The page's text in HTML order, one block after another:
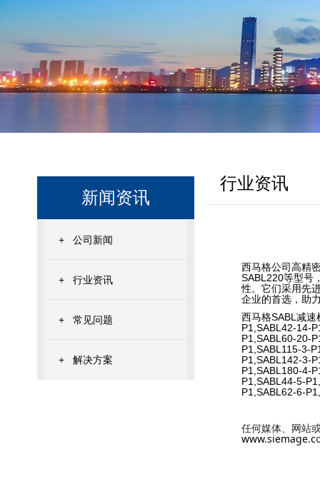
新闻资讯
+ 公司新闻
+ 行业资讯
+ 常见问题
+ 解决方案
行业资讯
西马格公司高精
SABL220等型号
性。它们采用先
企业的首选，助
西马格SABL减
P1,SABL42-14-
P1,SABL60-20-
P1,SABL115-3-
P1,SABL142-3-
P1,SABL180-4-
P1,SABL44-5-
P1,SABL62-6-
www.siemage.c